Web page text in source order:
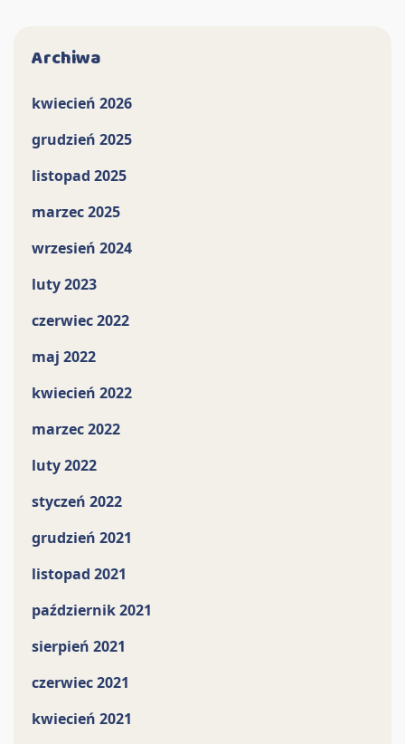
Archiwa
kwiecień 2026
grudzień 2025
listopad 2025
marzec 2025
wrzesień 2024
luty 2023
czerwiec 2022
maj 2022
kwiecień 2022
marzec 2022
luty 2022
styczeń 2022
grudzień 2021
listopad 2021
październik 2021
sierpień 2021
czerwiec 2021
kwiecień 2021